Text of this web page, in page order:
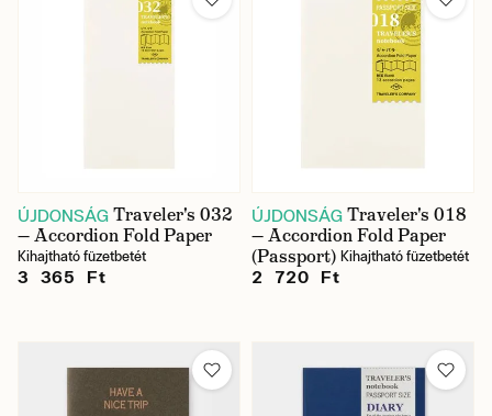
ÚJDONSÁG Traveler's 032
— Accordion Fold Paper
Kihajtható füzetbetét
3 365 Ft
ÚJDONSÁG Traveler's 018
— Accordion Fold Paper
(Passport) Kihajtható füzetbetét
2 720 Ft